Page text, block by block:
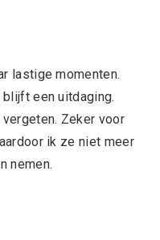
lastige momenten.
een uitdaging.
Zeker voor
ik ze niet meer
nemen.